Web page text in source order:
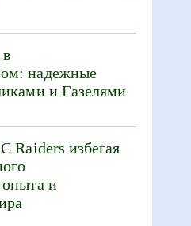
надежные
и Газелями
Raiders избегая
опыта и